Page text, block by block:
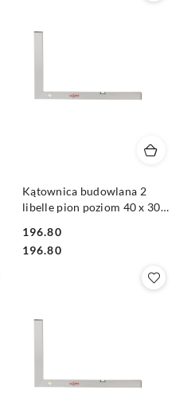
Kątownica budowlana 2
libelle pion poziom 40 x 30
Cena:
196.80
Cena:
196.80